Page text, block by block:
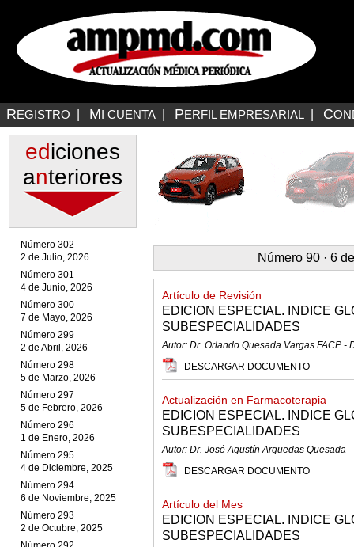
REGISTRO MI CUENTA PERFIL EMPRESARIAL C
ediciones
anteriores
Número 302
2 de Julio, 2026
Número 301
4 de Junio, 2026
Número 300
7 de Mayo, 2026
Número 299
2 de Abril, 2026
Número 298
5 de Marzo, 2026
Número 297
5 de Febrero, 2026
Número 296
1 de Enero, 2026
Número 295
4 de Diciembre, 2025
Número 294
6 de Noviembre, 2025
Número 293
2 de Octubre, 2025
Número 90 · 6
Artículo de Revisión
EDICION ESPECIAL. INDICE
SUBESPECIALIDADES
Autor: Dr. Orlando Quesada Vargas FACP -
DESCARGAR DOCUMENTO
Actualización en Farmacoterapia
EDICION ESPECIAL. INDICE
SUBESPECIALIDADES
Autor: Dr. José Agustín Arguedas Quesada
DESCARGAR DOCUMENTO
Artículo del Mes
EDICION ESPECIAL. INDICE
SUBESPECIALIDADES